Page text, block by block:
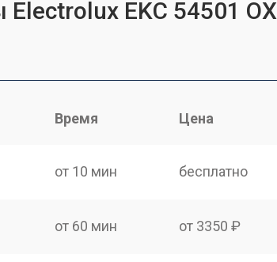
EKC 54501 OX
Время Цена
от 10 мин бесплатно
от 60 мин от 3350 ₽